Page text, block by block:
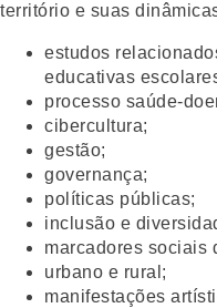
território e suas
estudos
educativas
processo saúde-
cibercultura;
gestão;
governança;
políticas públicas;
inclusão e
marcadores sociais
urbano e rural;
manifestações